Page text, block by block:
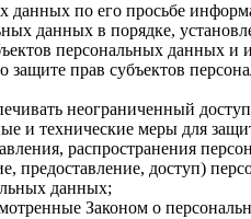
данных по его просьбе
данных в порядке,
персональных данных
прав субъектов
неограниченный
и технические меры для
распространения
предоставление, доступ)
данных;
Законом о